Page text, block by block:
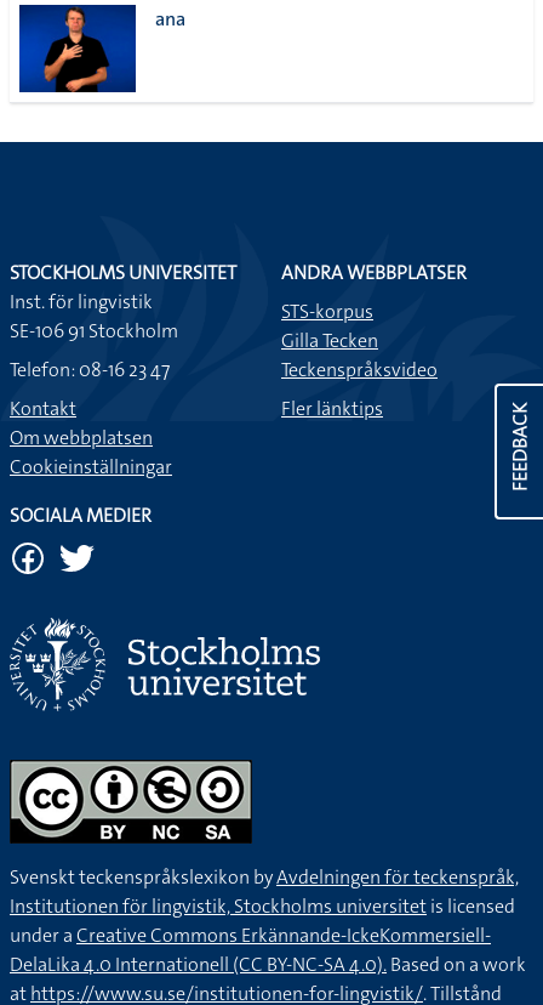
ana
FEEDBACK
STOCKHOLMS UNIVERSITET
Inst. för lingvistik
SE-106 91 Stockholm
Telefon: 08-16 23 47
Kontakt
Om webbplatsen
Cookieinställningar
ANDRA WEBBPLATSER
STS-korpus
Gilla Tecken
Teckenspråksvideo
Fler länktips
SOCIALA MEDIER
Svenskt teckenspråkslexikon byAvdelningen för teckenspråk,
Institutionen för lingvistik, Stockholms universitetis licensed
under aCreative Commons Erkännande-IckeKommersiell-
DelaLika 4.0 Internationell (CC BY-NC-SA 4.0).Based on a work
athttps://www.su.se/institutionen-for-lingvistik/. Tillstånd